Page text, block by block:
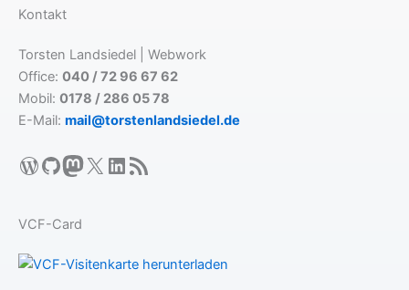
Kontakt
Torsten Landsiedel | Webwork
Office: 040 / 72 96 67 62
Mobil: 0178 / 286 05 78
E-Mail: mail@torstenlandsiedel.de
WordPress
GitHub
Mastodon
X LinkedIn
RSS-Feed
VCF-Card